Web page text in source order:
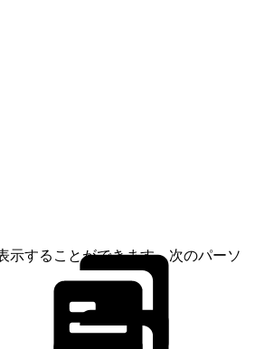
示することができます。次のパーソ